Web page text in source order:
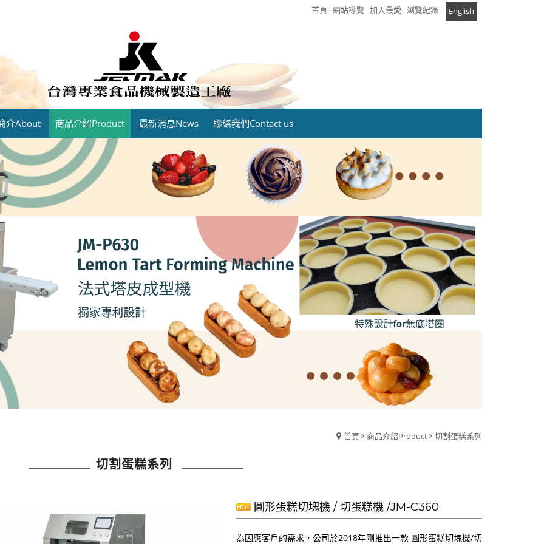
首頁 網站導覽 加入最愛 English
瀏覽紀錄
介About 商品介紹Product 最新消息News 聯絡我們Contact us
首頁 商品介紹Product 切割蛋糕系列
切割蛋糕系列
圓形蛋糕切塊機 / 切蛋糕機 /JM-C360
為因應客戶的需求，公司於2018年剛推出一款 圓形蛋糕切塊機/切